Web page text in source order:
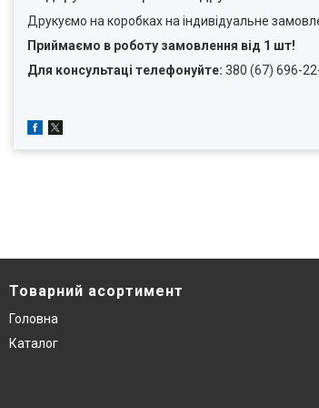
Друкуємо на коробках на індивідуальне
Приймаємо в роботу замовлення від 1 шт!
Для консультаці телефонуйте: 380 (67) 696-
Товарний асортимент
Головна
Каталог